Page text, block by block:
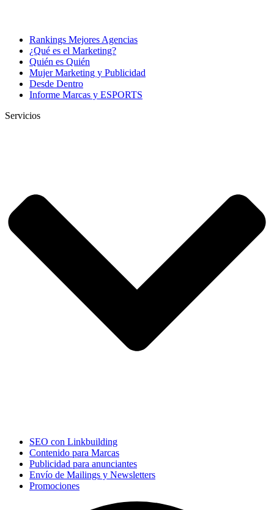
Rankings Mejores Agencias
¿Qué es el Marketing?
Quién es Quién
Mujer Marketing y Publicidad
Desde Dentro
Informe Marcas y ESPORTS
Servicios
SEO con Linkbuilding
Contenido para Marcas
Publicidad para anunciantes
Envío de Mailings y Newsletters
Promociones